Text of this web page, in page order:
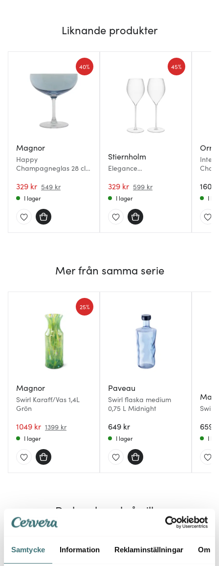
Samtycke Information Reklaminställningar Om
Liknande produkter
Magnor
Happy
Champagneglas 28 cl
329 kr 549 kr
40%
I lager
Stiernholm
Elegance
2-pack klar
329 kr 599 kr
45%
I lager
1600
I
Mer från samma serie
Magnor
Swirl Karaff/Vas 1,4L
Grön
1049 kr 1399 kr
25%
I lager
Paveau
Swirl flaska medium
0,75 L Midnight
649 kr
I lager
Swirl
659
I
Du kanske också gillar
60%